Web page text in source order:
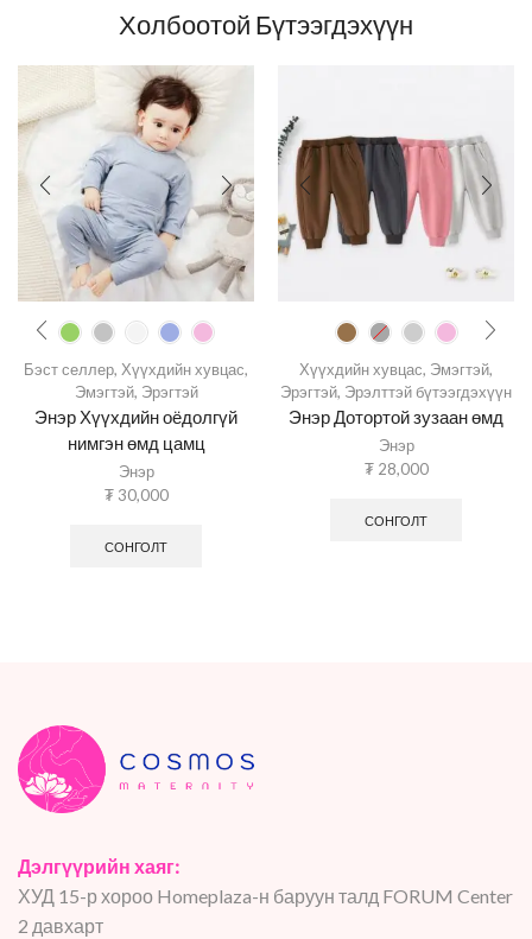
Холбоотой Бүтээгдэхүүн
Бэст селлер, Хүүхдийн хувцас,
Эмэгтэй, Эрэгтэй
Энэр Хүүхдийн оёдолгүй
нимгэн өмд цамц
Энэр
₮30,000
СОНГОЛТ
Хүүхдийн хувцас, Эмэгтэй,
Эрэгтэй, Эрэлттэй бүтээгдэхүүн
Энэр Дотортой зузаан өмд
Энэр
₮28,000
СОНГОЛТ
Дэлгүүрийн хаяг:
ХУД 15-р хороо Homeplaza-н баруун талд FORUM Center
2 давхарт